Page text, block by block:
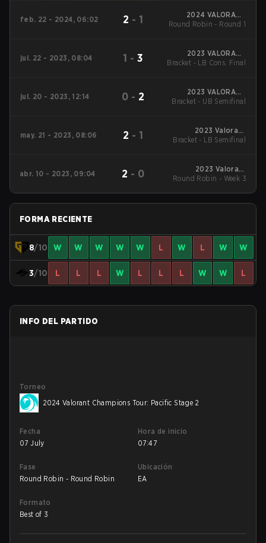
feb. 22 - 2024, 06:02 2 - 1
2024 VALORANT
Champions Tour:
Round Robin - Round 1
jul. 22 - 2023, 08:04 1 - 3
2023 VALORANT
Champions Tour
Bracket - LB Cons. Final
jul. 20 - 2023, 12:14 0 - 2
2023 VALORANT
Champions Tour
Bracket - UB Semifinal
may. 21 - 2023, 08:06 2 - 1
2023 Valorant
Champions Tour:
Bracket - LB Semifinal
abr. 10 - 2023, 09:04 2 - 0
2023 Valorant
Champions Tour:
Round Robin - Week 3
FORMA RECIENTE
8/10 W W W W W L W L W W
3/10 L L L W L L L W W L
INFO DEL PARTIDO
Torneo
2024 Valorant Champions Tour: Pacific Stage 2
Fecha
07 July
Hora de inicio
07:47
Fase
Round Robin - Round Robin
Ubicación
EA
Formato
Best of 3